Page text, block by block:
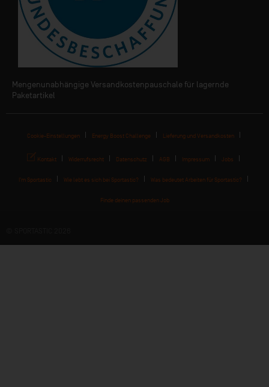
Mengenunabhängige Versandkostenpauschale für lagernde
Paketartikel
Cookie-Einstellungen Energy Boost Challenge Lieferung und Versandkosten
Kontakt Widerrufsrecht Datenschutz AGB Impressum Jobs
I'm Sportastic Wie lebt es sich bei Sportastic? Was bedeutet Arbeiten für Sportastic?
Finde deinen passenden Job